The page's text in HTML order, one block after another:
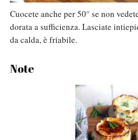
Cuocete anche per 50° se non
dorata a sufficienza. Lasciate
da calda, è friabile.
Note